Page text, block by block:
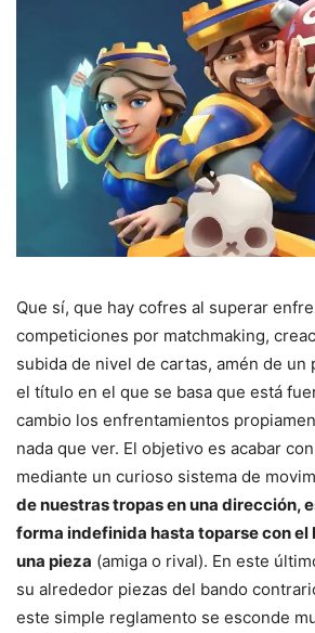
Que sí, que hay cofres al superar
competiciones por matchmaking,
subida de nivel de cartas, amén de un
el título en el que se basa que está
cambio los enfrentamientos
nada que ver. El objetivo es acabar
mediante un curioso sistema de
de nuestras tropas en una dirección,
forma indefinida hasta toparse con el
una pieza (amiga o rival). En este
su alrededor piezas del bando
este simple reglamento se esconde